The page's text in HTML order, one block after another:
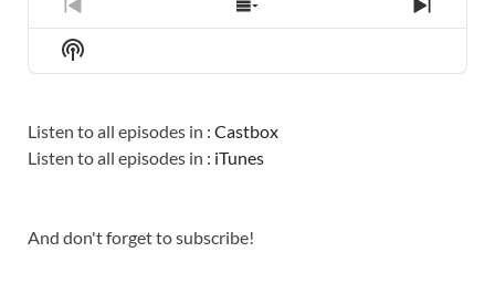
PREVIOUS
EPISODE
SHOW
EPISODES
NEXT
Show
Podcast
Listen to all episodes in : Castbox
Listen to all episodes in : iTunes
And don't forget to subscribe!